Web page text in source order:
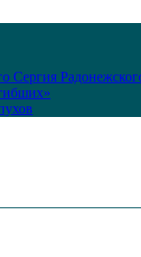
Сергия